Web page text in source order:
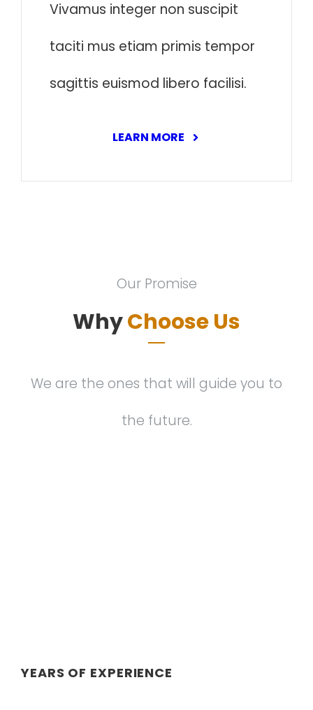
Vivamus integer non suscipit
taciti mus etiam primis tempor
sagittis euismod libero facilisi.
LEARN MORE
Our Promise
WhyChoose Us
We are the ones that will guide you to
the future.
YEARS OF EXPERIENCE